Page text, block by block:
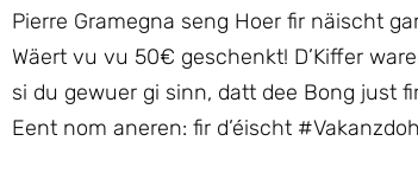
Pierre Gramegna seng Hoer fir näischt
Wäert vu vu 50€ geschenkt! D’Kiffer
si du gewuer gi sinn, datt dee Bong just
Eent nom aneren: fir d’éischt